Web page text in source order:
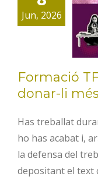
Jun, 2026
Formació
donar-li
Has treballat
ho has acabat i,
la defensa del
depositant el text